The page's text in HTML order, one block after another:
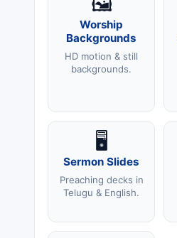
Worship
Backgrounds
HD motion & still
backgrounds.
🖥️
Sermon Slides
Preaching decks in
Telugu & English.